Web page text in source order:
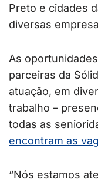
Preto e cidades
diversas
As
parceiras da
atuação, em
trabalho –
todas as
encontram as
“Nós estamos